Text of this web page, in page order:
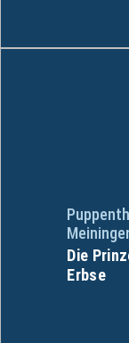
Die
Erbse